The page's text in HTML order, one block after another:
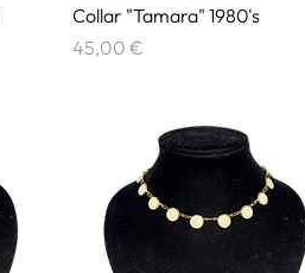
Vista rápida
Collar "Tamara" 1980's
Precio
45,00 €